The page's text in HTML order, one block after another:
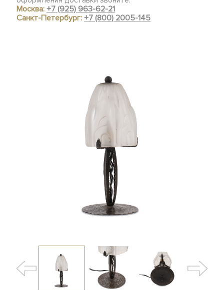
Москва:+7 (925) 963-62-21
Санкт-Петербург:+7 (800) 2005-145